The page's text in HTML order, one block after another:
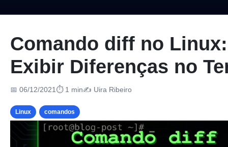
Comando diff no
Exibir Diferenças no
📅 06/12/2021 ⏱ 1 min✍️ Uira Ribeiro
Linux comandos